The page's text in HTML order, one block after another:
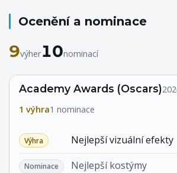
Ocenění a nominace
9výher10nominací
Academy Awards (Oscars)
1 výhra1 nominace
Výhra Nejlepší vizuální efekty
Nominace Nejlepší kostýmy